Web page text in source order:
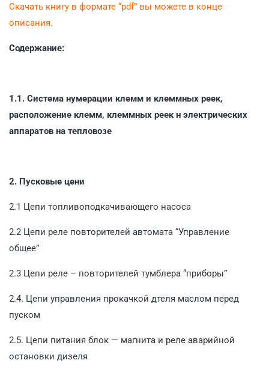
Скачать книгу в формате “pdf” вы можете в конце
описания.
Содержание:
1.1. Система нумерации клемм и клеммных реек,
расположение клемм, клеммных реек н электрических
аппаратов на тепловозе
2. Пусковые цени
2.1 Цепи топливоподкачивающего насоса
2.2 Цепи реле повторителей автомата “Управление
общее”
2.3 Цепи реле – повторителей тумблера “приборы”
2.4. Цепи управления прокачкой дтеля маслом перед
пуском
2.5. Цепи питания блок — магнита и реле аварийной
остановки дизеля